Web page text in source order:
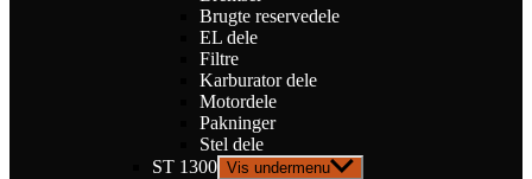
Brugte reservedele
EL dele
Filtre
Karburator dele
Motordele
Pakninger
Stel dele
ST 1300 Vis undermenu